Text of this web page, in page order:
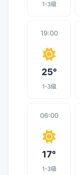
1-3级
19:00
25°
1-3级
06:00
17°
1-3级